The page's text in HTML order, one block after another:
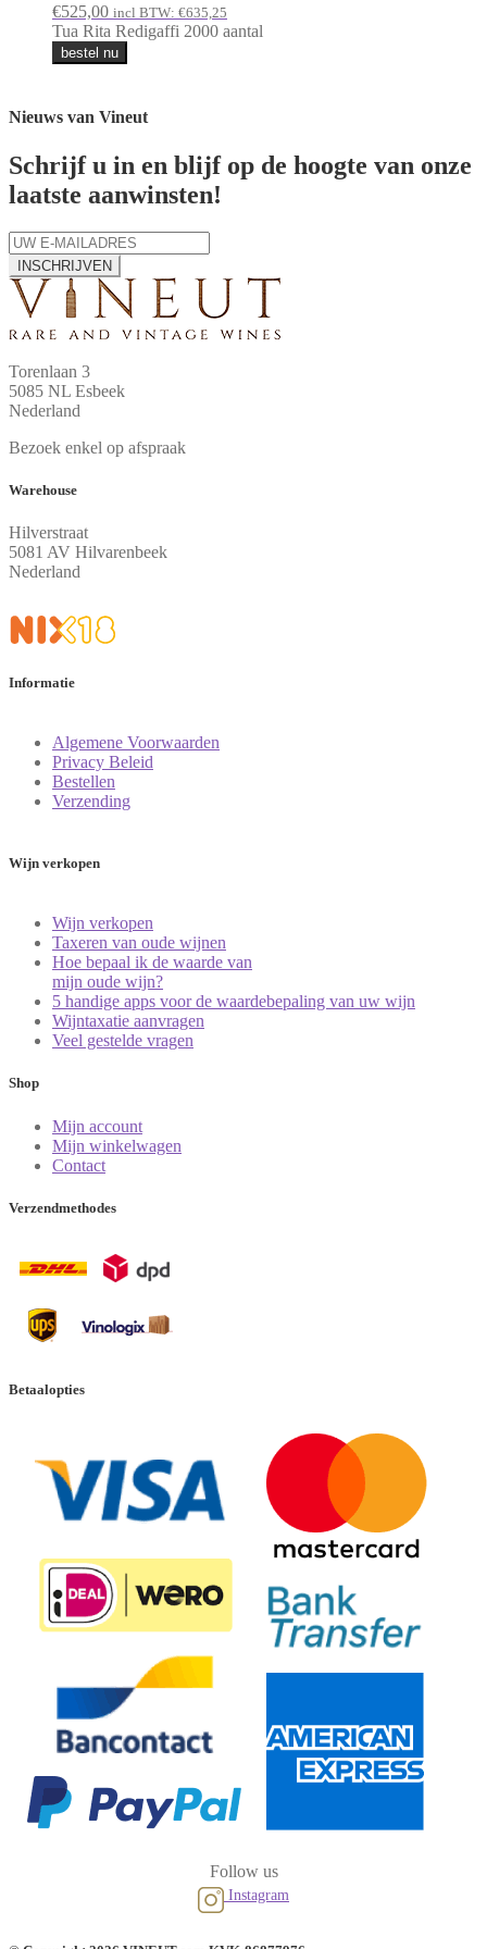
€525,00 incl BTW: €635,25
Tua Rita Redigaffi 2000 aantal
bestel nu
Nieuws van Vineut
Schrijf u in en blijf op de hoogte van onze
laatste aanwinsten!
INSCHRIJVEN
Torenlaan 3
5085 NL Esbeek
Nederland
Bezoek enkel op afspraak
Warehouse
Hilverstraat
5081 AV Hilvarenbeek
Nederland
Informatie
Algemene Voorwaarden
Privacy Beleid
Bestellen
Verzending
Wijn verkopen
Wijn verkopen
Taxeren van oude wijnen
Hoe bepaal ik de waarde van
mijn oude wijn?
5 handige apps voor de waardebepaling van uw wijn
Wijntaxatie aanvragen
Veel gestelde vragen
Shop
Mijn account
Mijn winkelwagen
Contact
Verzendmethodes
Betaalopties
Follow us
Instagram